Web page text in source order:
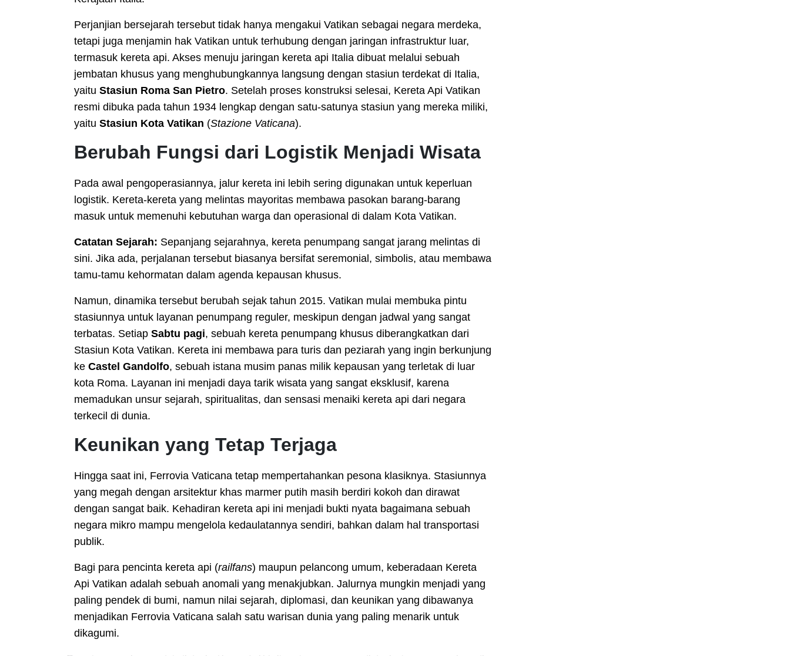
Perjanjian bersejarah tersebut tidak hanya mengakui Vatikan sebagai negara merdeka,
tetapi juga menjamin hak Vatikan untuk terhubung dengan jaringan infrastruktur luar,
termasuk kereta api. Akses menuju jaringan kereta api Italia dibuat melalui sebuah
jembatan khusus yang menghubungkannya langsung dengan stasiun terdekat di Italia,
yaitu Stasiun Roma San Pietro. Setelah proses konstruksi selesai, Kereta Api Vatikan
resmi dibuka pada tahun 1934 lengkap dengan satu-satunya stasiun yang mereka miliki,
yaitu Stasiun Kota Vatikan (Stazione Vaticana).
Berubah Fungsi dari Logistik Menjadi Wisata
Pada awal pengoperasiannya, jalur kereta ini lebih sering digunakan untuk keperluan
logistik. Kereta-kereta yang melintas mayoritas membawa pasokan barang-barang
masuk untuk memenuhi kebutuhan warga dan operasional di dalam Kota Vatikan.
Catatan Sejarah: Sepanjang sejarahnya, kereta penumpang sangat jarang melintas di
sini. Jika ada, perjalanan tersebut biasanya bersifat seremonial, simbolis, atau membawa
tamu-tamu kehormatan dalam agenda kepausan khusus.
Namun, dinamika tersebut berubah sejak tahun 2015. Vatikan mulai membuka pintu
stasiunnya untuk layanan penumpang reguler, meskipun dengan jadwal yang sangat
terbatas. Setiap Sabtu pagi, sebuah kereta penumpang khusus diberangkatkan dari
Stasiun Kota Vatikan. Kereta ini membawa para turis dan peziarah yang ingin berkunjung
ke Castel Gandolfo, sebuah istana musim panas milik kepausan yang terletak di luar
kota Roma. Layanan ini menjadi daya tarik wisata yang sangat eksklusif, karena
memadukan unsur sejarah, spiritualitas, dan sensasi menaiki kereta api dari negara
terkecil di dunia.
Keunikan yang Tetap Terjaga
Hingga saat ini, Ferrovia Vaticana tetap mempertahankan pesona klasiknya. Stasiunnya
yang megah dengan arsitektur khas marmer putih masih berdiri kokoh dan dirawat
dengan sangat baik. Kehadiran kereta api ini menjadi bukti nyata bagaimana sebuah
negara mikro mampu mengelola kedaulatannya sendiri, bahkan dalam hal transportasi
publik.
Bagi para pencinta kereta api (railfans) maupun pelancong umum, keberadaan Kereta
Api Vatikan adalah sebuah anomali yang menakjubkan. Jalurnya mungkin menjadi yang
paling pendek di bumi, namun nilai sejarah, diplomasi, dan keunikan yang dibawanya
menjadikan Ferrovia Vaticana salah satu warisan dunia yang paling menarik untuk
dikagumi.